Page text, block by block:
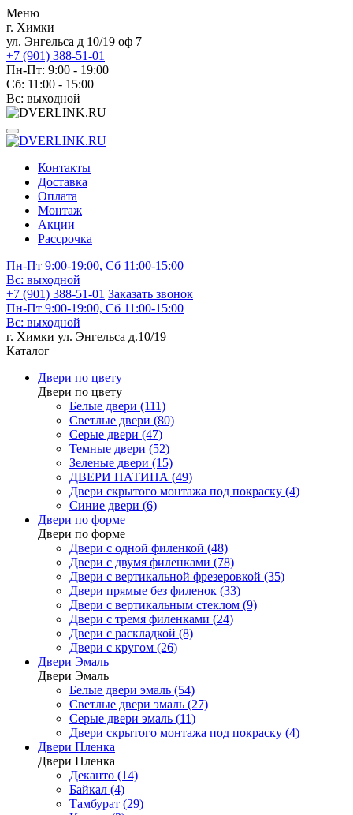
Меню
г. Химки
ул. Энгельса д 10/19 оф 7
+7 (901) 388-51-01
Пн-Пт: 9:00 - 19:00
Сб: 11:00 - 15:00
Вс: выходной
Контакты
Доставка
Оплата
Монтаж
Акции
Рассрочка
Пн-Пт 9:00-19:00, Сб 11:00-15:00
Вс: выходной
+7 (901) 388-51-01 Заказать звонок
Пн-Пт 9:00-19:00, Сб 11:00-15:00
Вс: выходной
г. Химки ул. Энгельса д.10/19
Каталог
Двери по цвету
Двери по цвету
Белые двери (111)
Светлые двери (80)
Серые двери (47)
Темные двери (52)
Зеленые двери (15)
ДВЕРИ ПАТИНА (49)
Двери скрытого монтажа под покраску (4)
Синие двери (6)
Двери по форме
Двери по форме
Двери с одной филенкой (48)
Двери с двумя филенками (78)
Двери с вертикальной фрезеровкой (35)
Двери прямые без филенок (33)
Двери с вертикальным стеклом (9)
Двери с тремя филенками (24)
Двери с раскладкой (8)
Двери с кругом (26)
Двери Эмаль
Двери Эмаль
Белые двери эмаль (54)
Светлые двери эмаль (27)
Серые двери эмаль (11)
Двери скрытого монтажа под покраску (4)
Двери Пленка
Двери Пленка
Деканто (14)
Байкал (4)
Тамбурат (29)